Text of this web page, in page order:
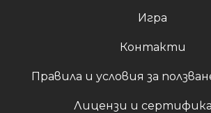
Игра
Контакти
Правила и условия за
Лицензи и